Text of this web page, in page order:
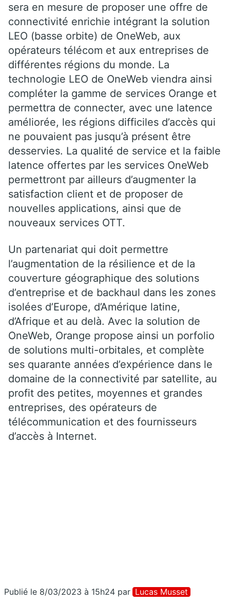
sera en mesure de proposer une offre de
connectivité enrichie intégrant la solution
LEO (basse orbite) de OneWeb, aux
opérateurs télécom et aux entreprises de
différentes régions du monde. La
technologie LEO de OneWeb viendra ainsi
compléter la gamme de services Orange et
permettra de connecter, avec une latence
améliorée, les régions difficiles d’accès qui
ne pouvaient pas jusqu’à présent être
desservies. La qualité de service et la faible
latence offertes par les services OneWeb
permettront par ailleurs d’augmenter la
satisfaction client et de proposer de
nouvelles applications, ainsi que de
nouveaux services OTT.
Un partenariat qui doit permettre
l’augmentation de la résilience et de la
couverture géographique des solutions
d’entreprise et de backhaul dans les zones
isolées d’Europe, d’Amérique latine,
d’Afrique et au delà. Avec la solution de
OneWeb, Orange propose ainsi un porfolio
de solutions multi-orbitales, et complète
ses quarante années d’expérience dans le
domaine de la connectivité par satellite, au
profit des petites, moyennes et grandes
entreprises, des opérateurs de
télécommunication et des fournisseurs
d’accès à Internet.
Publié le 8/03/2023 à 15h24 par Lucas Musset